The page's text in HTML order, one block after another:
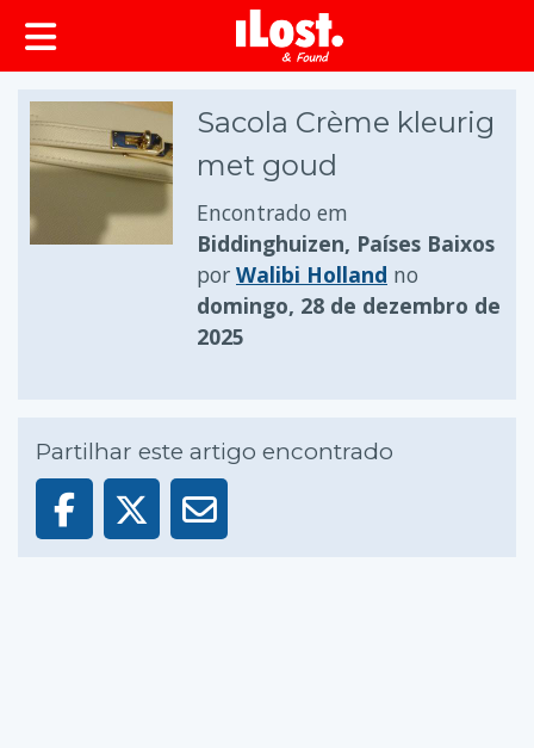
conteúdo principal
Sacola Crème kleurig
met goud
Encontrado em
Biddinghuizen, Países Baixos
por Walibi Holland no
domingo, 28 de dezembro de
2025
Partilhar este artigo encontrado